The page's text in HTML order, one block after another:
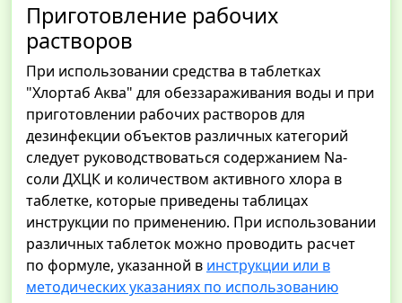
Приготовление рабочих
растворов
При использовании средства в таблетках
"Хлортаб Аква" для обеззараживания воды и при
приготовлении рабочих растворов для
дезинфекции объектов различных категорий
следует руководствоваться содержанием Nа-
соли ДХЦК и количеством активного хлора в
таблетке, которые приведены таблицах
инструкции по применению. При использовании
различных таблеток можно проводить расчет
по формуле, указанной в инструкции или в
методических указаниях по использованию